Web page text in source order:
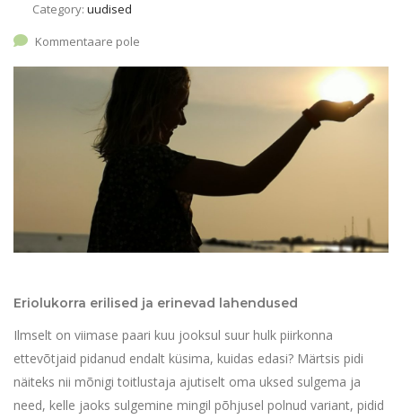
Category: uudised
Kommentaare pole
Eriolukorra erilised ja erinevad lahendused
Ilmselt on viimase paari kuu jooksul suur hulk piirkonna
ettevõtjaid pidanud endalt küsima, kuidas edasi? Märtsis pidi
näiteks nii mõnigi toitlustaja ajutiselt oma uksed sulgema ja
need, kelle jaoks sulgemine mingil põhjusel polnud variant, pidid